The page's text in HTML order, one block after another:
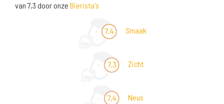
van 7,3 door onze Bierista's
7,4 Smaak
7,3 Zicht
7,4 Neus